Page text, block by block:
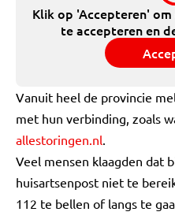
Klik op 'Accepteren'
te accepteren en
Vanuit heel de provincie
met hun verbinding, zoals
allestoringen.nl.
Veel mensen klaagden dat
huisartsenpost niet te
112 te bellen of langs te